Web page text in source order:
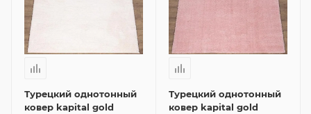
Турецкий однотонный
ковер kapital gold
Турецкий однотонный
ковер kapital gold